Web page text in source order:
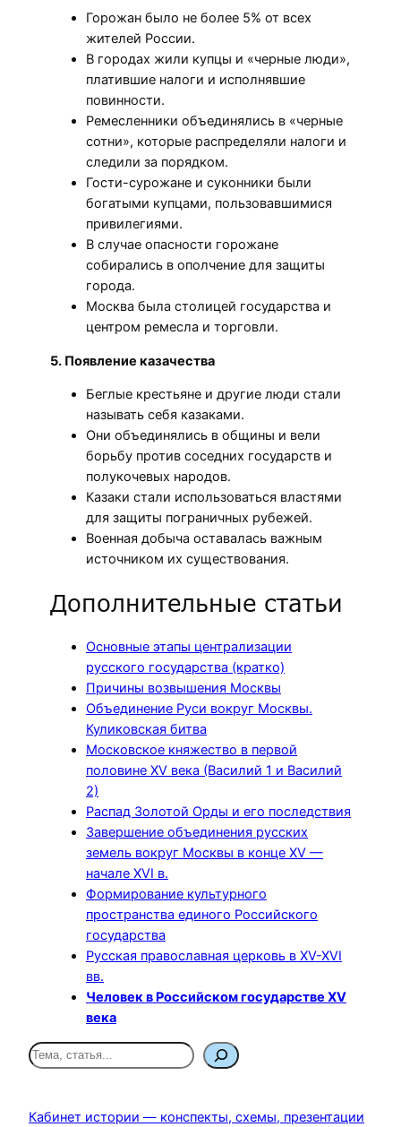
Горожан было не более 5% от всех
жителей России.
В городах жили купцы и «черные люди»,
платившие налоги и исполнявшие
повинности.
Ремесленники объединялись в «черные
сотни», которые распределяли налоги и
следили за порядком.
Гости-сурожане и суконники были
богатыми купцами, пользовавшимися
привилегиями.
В случае опасности горожане
собирались в ополчение для защиты
города.
Москва была столицей государства и
центром ремесла и торговли.
5. Появление казачества
Беглые крестьяне и другие люди стали
называть себя казаками.
Они объединялись в общины и вели
борьбу против соседних государств и
полукочевых народов.
Казаки стали использоваться властями
для защиты пограничных рубежей.
Военная добыча оставалась важным
источником их существования.
Дополнительные статьи
Основные этапы централизации
русского государства (кратко)
Причины возвышения Москвы
Объединение Руси вокруг Москвы.
Куликовская битва
Московское княжество в первой
половине XV века (Василий 1 и Василий
2)
Распад Золотой Орды и его последствия
Завершение объединения русских
земель вокруг Москвы в конце XV —
начале XVI в.
Формирование культурного
пространства единого Российского
государства
Русская православная церковь в XV-XVI
вв.
Человек в Российском государстве XV
века
П
о
с
Кабинет истории — конспекты, схемы, презентации